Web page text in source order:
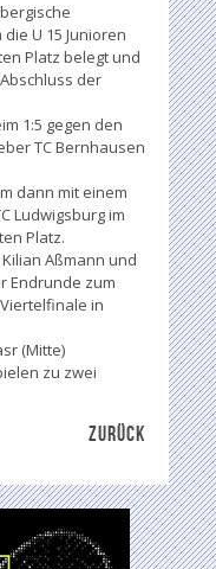
U 15 Junioren
Platz belegt und
der
1:5 gegen den
TC Bernhausen
dann mit einem
Ludwigsburg im
Platz.
Aßmann und
Endrunde zum
in
(Mitte)
zu zwei
ZURÜCK